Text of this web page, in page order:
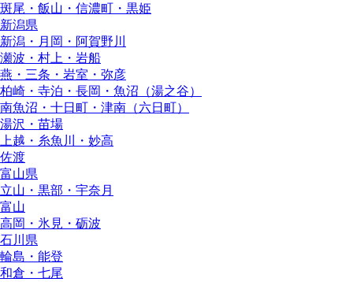
斑尾・飯山・信濃町・黒姫
新潟県
新潟・月岡・阿賀野川
瀬波・村上・岩船
燕・三条・岩室・弥彦
柏崎・寺泊・長岡・魚沼（湯之谷）
南魚沼・十日町・津南（六日町）
湯沢・苗場
上越・糸魚川・妙高
佐渡
富山県
立山・黒部・宇奈月
富山
高岡・氷見・砺波
石川県
輪島・能登
和倉・七尾